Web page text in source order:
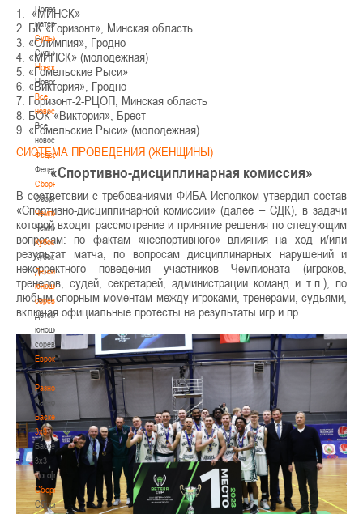
Полезные
материалы
Судьи
Судьи
Новости
Новости
Все
новости
Все
новости
Федерация
Федерация
Сборные
Сборные
Чемпионат
Чемпионат
Кубок
Кубок
Детско-
юношеские
соревнования
Детско-
юношеские
соревнования
Еврокубки
Еврокубки
Разное
Разное
Баскетбол
3х3
Баскетбол
3х3
Лого[modid=121]
Сборные
Сборные
1. «МИНСК»
2. БК «Горизонт», Минская область
3. «Олимпия», Гродно
4. «МИНСК» (молодежная)
5. «Гомельские Рыси»
6. «Виктория», Гродно
7. Горизонт-2-РЦОП, Минская область
8. БОК «Виктория», Брест
9. «Гомельские Рыси» (молодежная)
СИСТЕМА ПРОВЕДЕНИЯ (ЖЕНЩИНЫ)
«Спортивно-дисциплинарная комиссия»
В соответсвии с требованиями ФИБА Исполком утвердил состав
«Спортивно-дисциплинарной комиссии» (далее – СДК), в задачи
которой входит рассмотрение и принятие решения по следующим
вопросам: по фактам «неспортивного» влияния на ход и/или
результат матча, по вопросам дисциплинарных нарушений и
некорректного поведения участников Чемпионата (игроков,
тренеров, судей, секретарей, администрации команд и т.п.), по
любым спорным моментам между игроками, тренерами, судьями,
включая официальные протесты на результаты игр и пр.